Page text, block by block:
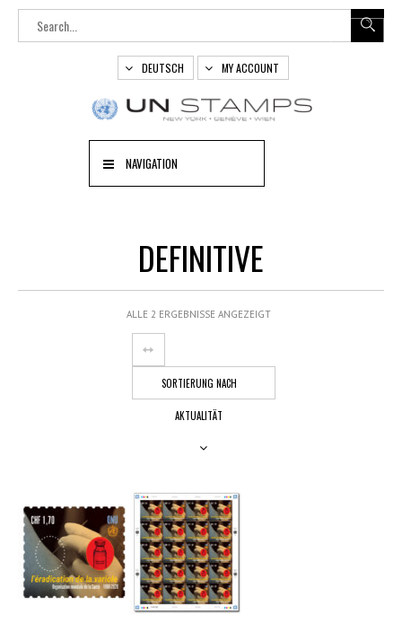
DEUTSCH MY ACCOUNT
NAVIGATION
DEFINITIVE
ALLE 2 ERGEBNISSE ANGEZEIGT
SORTIERUNG NACH
AKTUALITÄT